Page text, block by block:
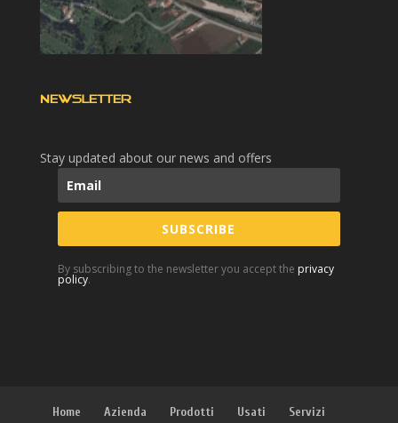
NEWSLETTER
Stay updated about our news and offers
SUBSCRIBE
By subscribing to the newsletter you accept the privacy
policy.
Home Azienda Prodotti Usati Servizi